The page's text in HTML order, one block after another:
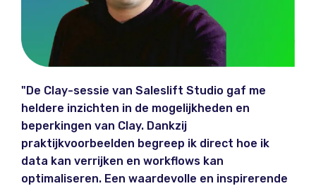
"De Clay-sessie van Saleslift Studio gaf me
heldere inzichten in de mogelijkheden en
beperkingen van Clay. Dankzij
praktijkvoorbeelden begreep ik direct hoe ik
data kan verrijken en workflows kan
optimaliseren. Een waardevolle en inspirerende